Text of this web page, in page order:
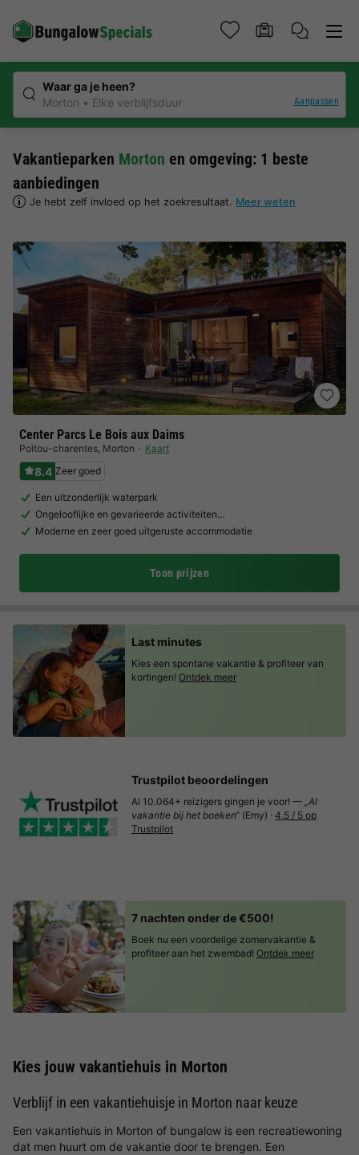
Waar ga je heen?
Morton
Elke verblijfsduur Aanpassen
Vakantieparken Morton en omgeving: 1 beste
aanbiedingen
Je hebt zelf invloed op het zoekresultaat. Meer weten
Center Parcs Le Bois aux Daims
Poitou-charentes, Morton Kaart
8.4 Zeer goed
Een uitzonderlijk waterpark
Ongelooflijke en gevarieerde activiteiten…
Moderne en zeer goed uitgeruste accommodatie
Toon prijzen
Last minutes
Kies een spontane vakantie & profiteer van
kortingen! Ontdek meer
Trustpilot beoordelingen
Al 10.064+ reizigers gingen je voor! — „Al
vakantie bij het boeken“ (Emy) · 4.5 / 5 op
Trustpilot
7 nachten onder de €500!
Boek nu een voordelige zomervakantie &
profiteer aan het zwembad! Ontdek meer
Kies jouw vakantiehuis in Morton
Verblijf in een vakantiehuisje in Morton naar keuze
Een vakantiehuis in Morton of bungalow is een recreatiewoning
dat men huurt om de vakantie door te brengen. Een